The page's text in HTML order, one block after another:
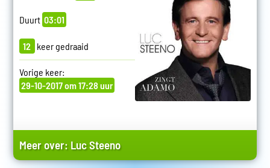
Duurt 03:01
12 keer gedraaid
Vorige keer:
29-10-2017 om 17:28 uur
Meer over: Luc Steeno